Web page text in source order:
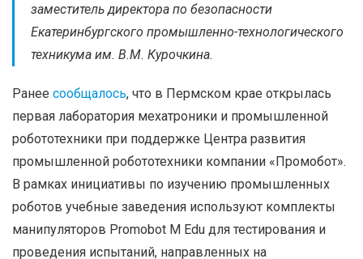
заместитель директора по безопасности
Екатеринбургского промышленно-технологического
техникума им. В.М. Курочкина.
Ранее сообщалось, что в Пермском крае открылась
первая лаборатория мехатроники и промышленной
робототехники при поддержке Центра развития
промышленной робототехники компании «Промобот».
В рамках инициативы по изучению промышленных
роботов учебные заведения используют комплекты
манипуляторов Promobot M Edu для тестирования и
проведения испытаний, направленных на